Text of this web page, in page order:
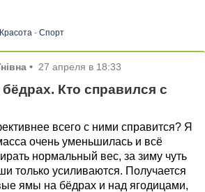
- Спорт
• 27 апреля в 18:33
Кто справился с
всего с ними справится? Я
очень уменьшилась и всё
нормальный вес, за зиму чуть
только усиливаются. Получается
ямы на бёдрах и над ягодицами,